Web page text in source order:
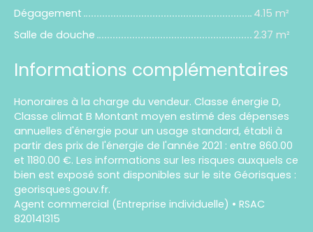
Dégagement
4.15 m²
Salle de douche
2.37 m²
Informations complémentaires
Honoraires à la charge du vendeur. Classe énergie D,
Classe climat B Montant moyen estimé des dépenses
annuelles d'énergie pour un usage standard, établi à
partir des prix de l'énergie de l'année 2021 : entre 860.00
et 1180.00 €. Les informations sur les risques auxquels ce
bien est exposé sont disponibles sur le site Géorisques :
georisques.gouv.fr.
Agent commercial (Entreprise individuelle) • RSAC
820141315